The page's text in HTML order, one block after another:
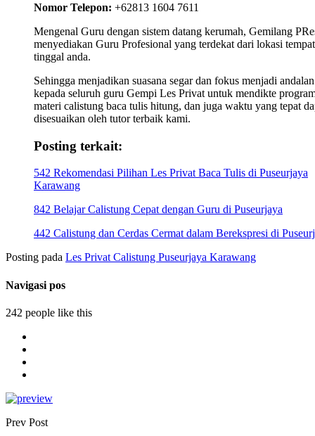
Nomor Telepon: +62813 1604 7611
Mengenal Guru dengan sistem datang kerumah, Gemilang
menyediakan Guru Profesional yang terdekat dari lokasi tempat
tinggal anda.
Sehingga menjadikan suasana segar dan fokus menjadi andalan
kepada seluruh guru Gempi Les Privat untuk mendikte
materi calistung baca tulis hitung, dan juga waktu yang tepat
disesuaikan oleh tutor terbaik kami.
Posting terkait:
542 Rekomendasi Pilihan Les Privat Baca Tulis di Puseurjaya
Karawang
842 Belajar Calistung Cepat dengan Guru di Puseurjaya
442 Calistung dan Cerdas Cermat dalam Berekspresi di
Posting pada Les Privat Calistung Puseurjaya Karawang
Navigasi pos
242 people like this
Prev Post